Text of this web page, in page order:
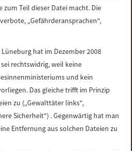
zum Teil dieser Datei macht. Die
„Gefährderansprachen“,
hat im Dezember 2008
rechtswidrig, weil keine
und kein
Das gleiche trifft im Prinzip
zu („Gewalttäter links“,
Sicherheit“) . Gegenwärtig hat man
Entfernung aus solchen Dateien zu